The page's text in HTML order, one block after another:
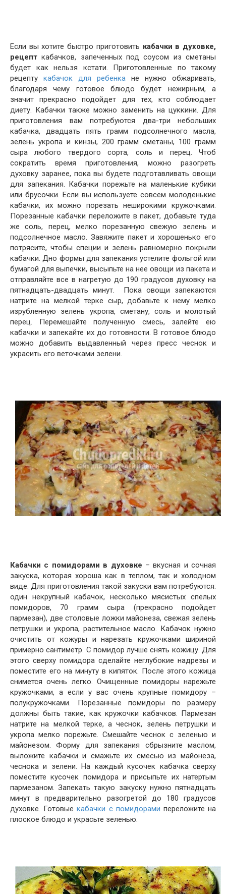
Если вы хотите быстро приготовить кабачки в духовке,
рецепткабачков, запеченных под соусом из сметаны
будет как нельзя кстати. Приготовленные по такому
рецепту кабачок для ребенка не нужно обжаривать,
благодаря чему готовое блюдо будет нежирным, а
значит прекрасно подойдет для тех, кто соблюдает
диету. Кабачки также можно заменить на цуккини. Для
приготовления вам потребуются два-три небольших
кабачка, двадцать пять грамм подсолнечного масла,
зелень укропа и кинзы, 200 грамм сметаны, 100 грамм
сыра любого твердого сорта, соль и перец. Чтоб
сократить время приготовления, можно разогреть
духовку заранее, пока вы будете подготавливать овощи
для запекания. Кабачки порежьте на маленькие кубики
или брусочки. Если вы используете совсем молоденькие
кабачки, их можно порезать неширокими кружочками.
Порезанные кабачки переложите в пакет, добавьте туда
же соль, перец, мелко порезанную свежую зелень и
подсолнечное масло. Завяжите пакет и хорошенько его
потрясите, чтобы специи и зелень равномерно покрыли
кабачки. Дно формы для запекания устелите фольгой или
бумагой для выпечки, высыпьте на нее овощи из пакета и
отправляйте все в нагретую до 190 градусов духовку на
пятнадцать-двадцать минут. Пока овощи запекаются
натрите на мелкой терке сыр, добавьте к нему мелко
изрубленную зелень укропа, сметану, соль и молотый
перец. Перемешайте полученную смесь, залейте ею
кабачки и запекайте их до готовности. В готовое блюдо
можно добавить выдавленный через пресс чеснок и
украсить его веточками зелени.
Кабачки с помидорами в духовке – вкусная и сочная
закуска, которая хороша как в теплом, так и холодном
виде. Для приготовления такой закуски вам потребуются:
один некрупный кабачок, несколько мясистых спелых
помидоров, 70 грамм сыра (прекрасно подойдет
пармезан), две столовые ложки майонеза, свежая зелень
петрушки и укропа, растительное масло. Кабачок нужно
очистить от кожуры и нарезать кружочками шириной
примерно сантиметр. С помидор лучше снять кожицу. Для
этого сверху помидора сделайте неглубокие надрезы и
поместите его на минуту в кипяток. После этого кожица
снимется очень легко. Очищенные помидоры нарежьте
кружочками, а если у вас очень крупные помидору –
полукружочками. Порезанные помидоры по размеру
должны быть такие, как кружочки кабачков. Пармезан
натрите на мелкой терке, а чеснок, зелень петрушки и
укропа мелко порежьте. Смешайте чеснок с зеленью и
майонезом. Форму для запекания сбрызните маслом,
выложите кабачки и смажьте их смесью из майонеза,
чеснока и зелени. На каждый кусочек кабачка сверху
поместите кусочек помидора и присыпьте их натертым
пармезаном. Запекать такую закуску нужно пятнадцать
минут в предварительно разогретой до 180 градусов
духовке. Готовыекабачки с помидорами переложите на
плоское блюдо и украсьте зеленью.